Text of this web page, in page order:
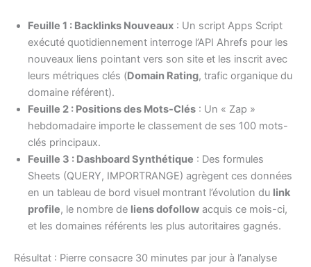
Feuille 1 : Backlinks Nouveaux : Un script Apps Script
exécuté quotidiennement interroge l’API Ahrefs pour les
nouveaux liens pointant vers son site et les inscrit avec
leurs métriques clés (Domain Rating, trafic organique du
domaine référent).
Feuille 2 : Positions des Mots-Clés : Un « Zap »
hebdomadaire importe le classement de ses 100 mots-
clés principaux.
Feuille 3 : Dashboard Synthétique : Des formules
Sheets (QUERY, IMPORTRANGE) agrègent ces données
en un tableau de bord visuel montrant l’évolution du link
profile, le nombre de liens dofollow acquis ce mois-ci,
et les domaines référents les plus autoritaires gagnés.
Résultat : Pierre consacre 30 minutes par jour à l’analyse